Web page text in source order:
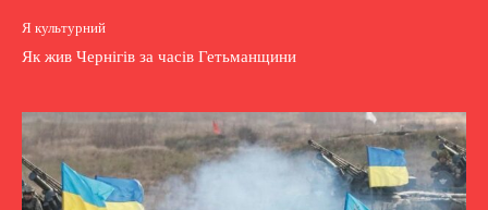
Я культурний
Як жив Чернігів за часів Гетьманщини